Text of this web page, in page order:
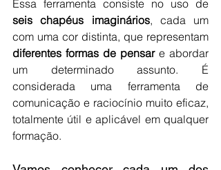
seis chapéus imaginários, cada um
diferentes formas de pensar e abordar
um determinado assunto. É
considerada uma ferramenta de
comunicação e raciocínio muito eficaz,
totalmente útil e aplicável em qualquer
formação.